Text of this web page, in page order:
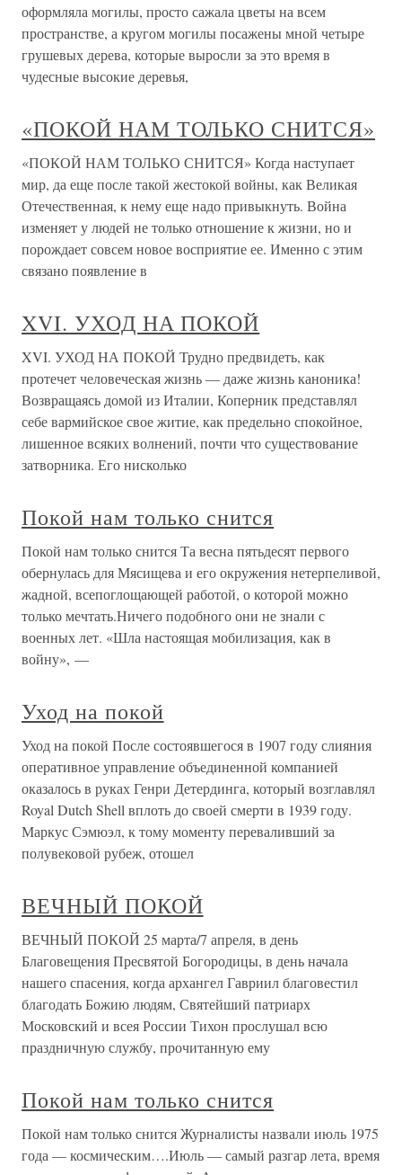
оформляла могилы, просто сажала цветы на всем
пространстве, а кругом могилы посажены мной четыре
грушевых дерева, которые выросли за это время в
чудесные высокие деревья,
«ПОКОЙ НАМ ТОЛЬКО СНИТСЯ»
«ПОКОЙ НАМ ТОЛЬКО СНИТСЯ» Когда наступает
мир, да еще после такой жестокой войны, как Великая
Отечественная, к нему еще надо привыкнуть. Война
изменяет у людей не только отношение к жизни, но и
порождает совсем новое восприятие ее. Именно с этим
связано появление в
XVI. УХОД НА ПОКОЙ
XVI. УХОД НА ПОКОЙ Трудно предвидеть, как
протечет человеческая жизнь — даже жизнь каноника!
Возвращаясь домой из Италии, Коперник представлял
себе вармийское свое житие, как предельно спокойное,
лишенное всяких волнений, почти что существование
затворника. Его нисколько
Покой нам только снится
Покой нам только снится Та весна пятьдесят первого
обернулась для Мясищева и его окружения нетерпеливой,
жадной, всепоглощающей работой, о которой можно
только мечтать.Ничего подобного они не знали с
военных лет. «Шла настоящая мобилизация, как в
войну», —
Уход на покой
Уход на покой После состоявшегося в 1907 году слияния
оперативное управление объединенной компанией
оказалось в руках Генри Детердинга, который возглавлял
Royal Dutch Shell вплоть до своей смерти в 1939 году.
Маркус Сэмюэл, к тому моменту переваливший за
полувековой рубеж, отошел
ВЕЧНЫЙ ПОКОЙ
ВЕЧНЫЙ ПОКОЙ 25 марта/7 апреля, в день
Благовещения Пресвятой Богородицы, в день начала
нашего спасения, когда архангел Гавриил благовестил
благодать Божию людям, Святейший патриарх
Московский и всея России Тихон прослушал всю
праздничную службу, прочитанную ему
Покой нам только снится
Покой нам только снится Журналисты назвали июль 1975
года — космическим….Июль — самый разгар лета, время